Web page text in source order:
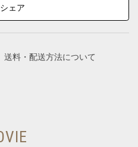
シェア
送料・配送方法について